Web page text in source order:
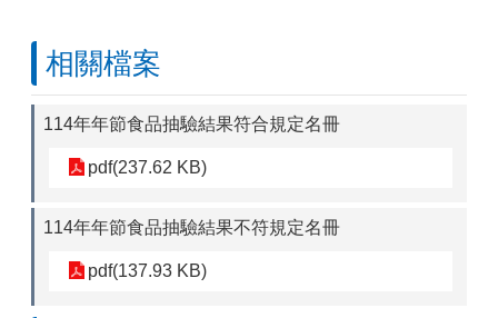
相關檔案
114年年節食品抽驗結果符合規定名冊
pdf(237.62 KB)
114年年節食品抽驗結果不符規定名冊
pdf(137.93 KB)